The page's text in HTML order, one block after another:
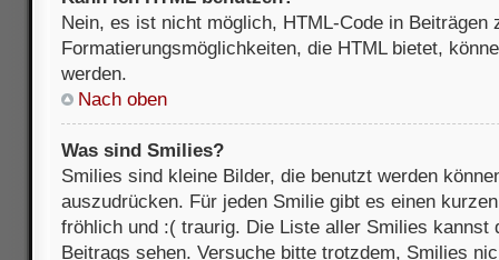
Nein, es ist nicht möglich, HTML-Code in Beiträgen
Formatierungsmöglichkeiten, die HTML bietet,
werden.
Nach oben
Was sind Smilies?
Smilies sind kleine Bilder, die benutzt werden
auszudrücken. Für jeden Smilie gibt es einen
fröhlich und :( traurig. Die Liste aller Smilies kannst
Beitrags sehen. Versuche bitte trotzdem, Smilies